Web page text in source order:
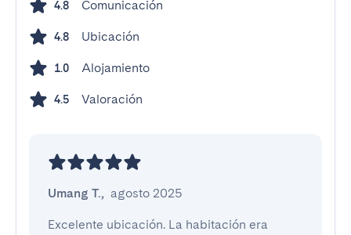
4.8 Comunicación
4.8 Ubicación
1.0 Alojamiento
4.5 Valoración
Umang T., agosto 2025
Excelente ubicación. La habitación era